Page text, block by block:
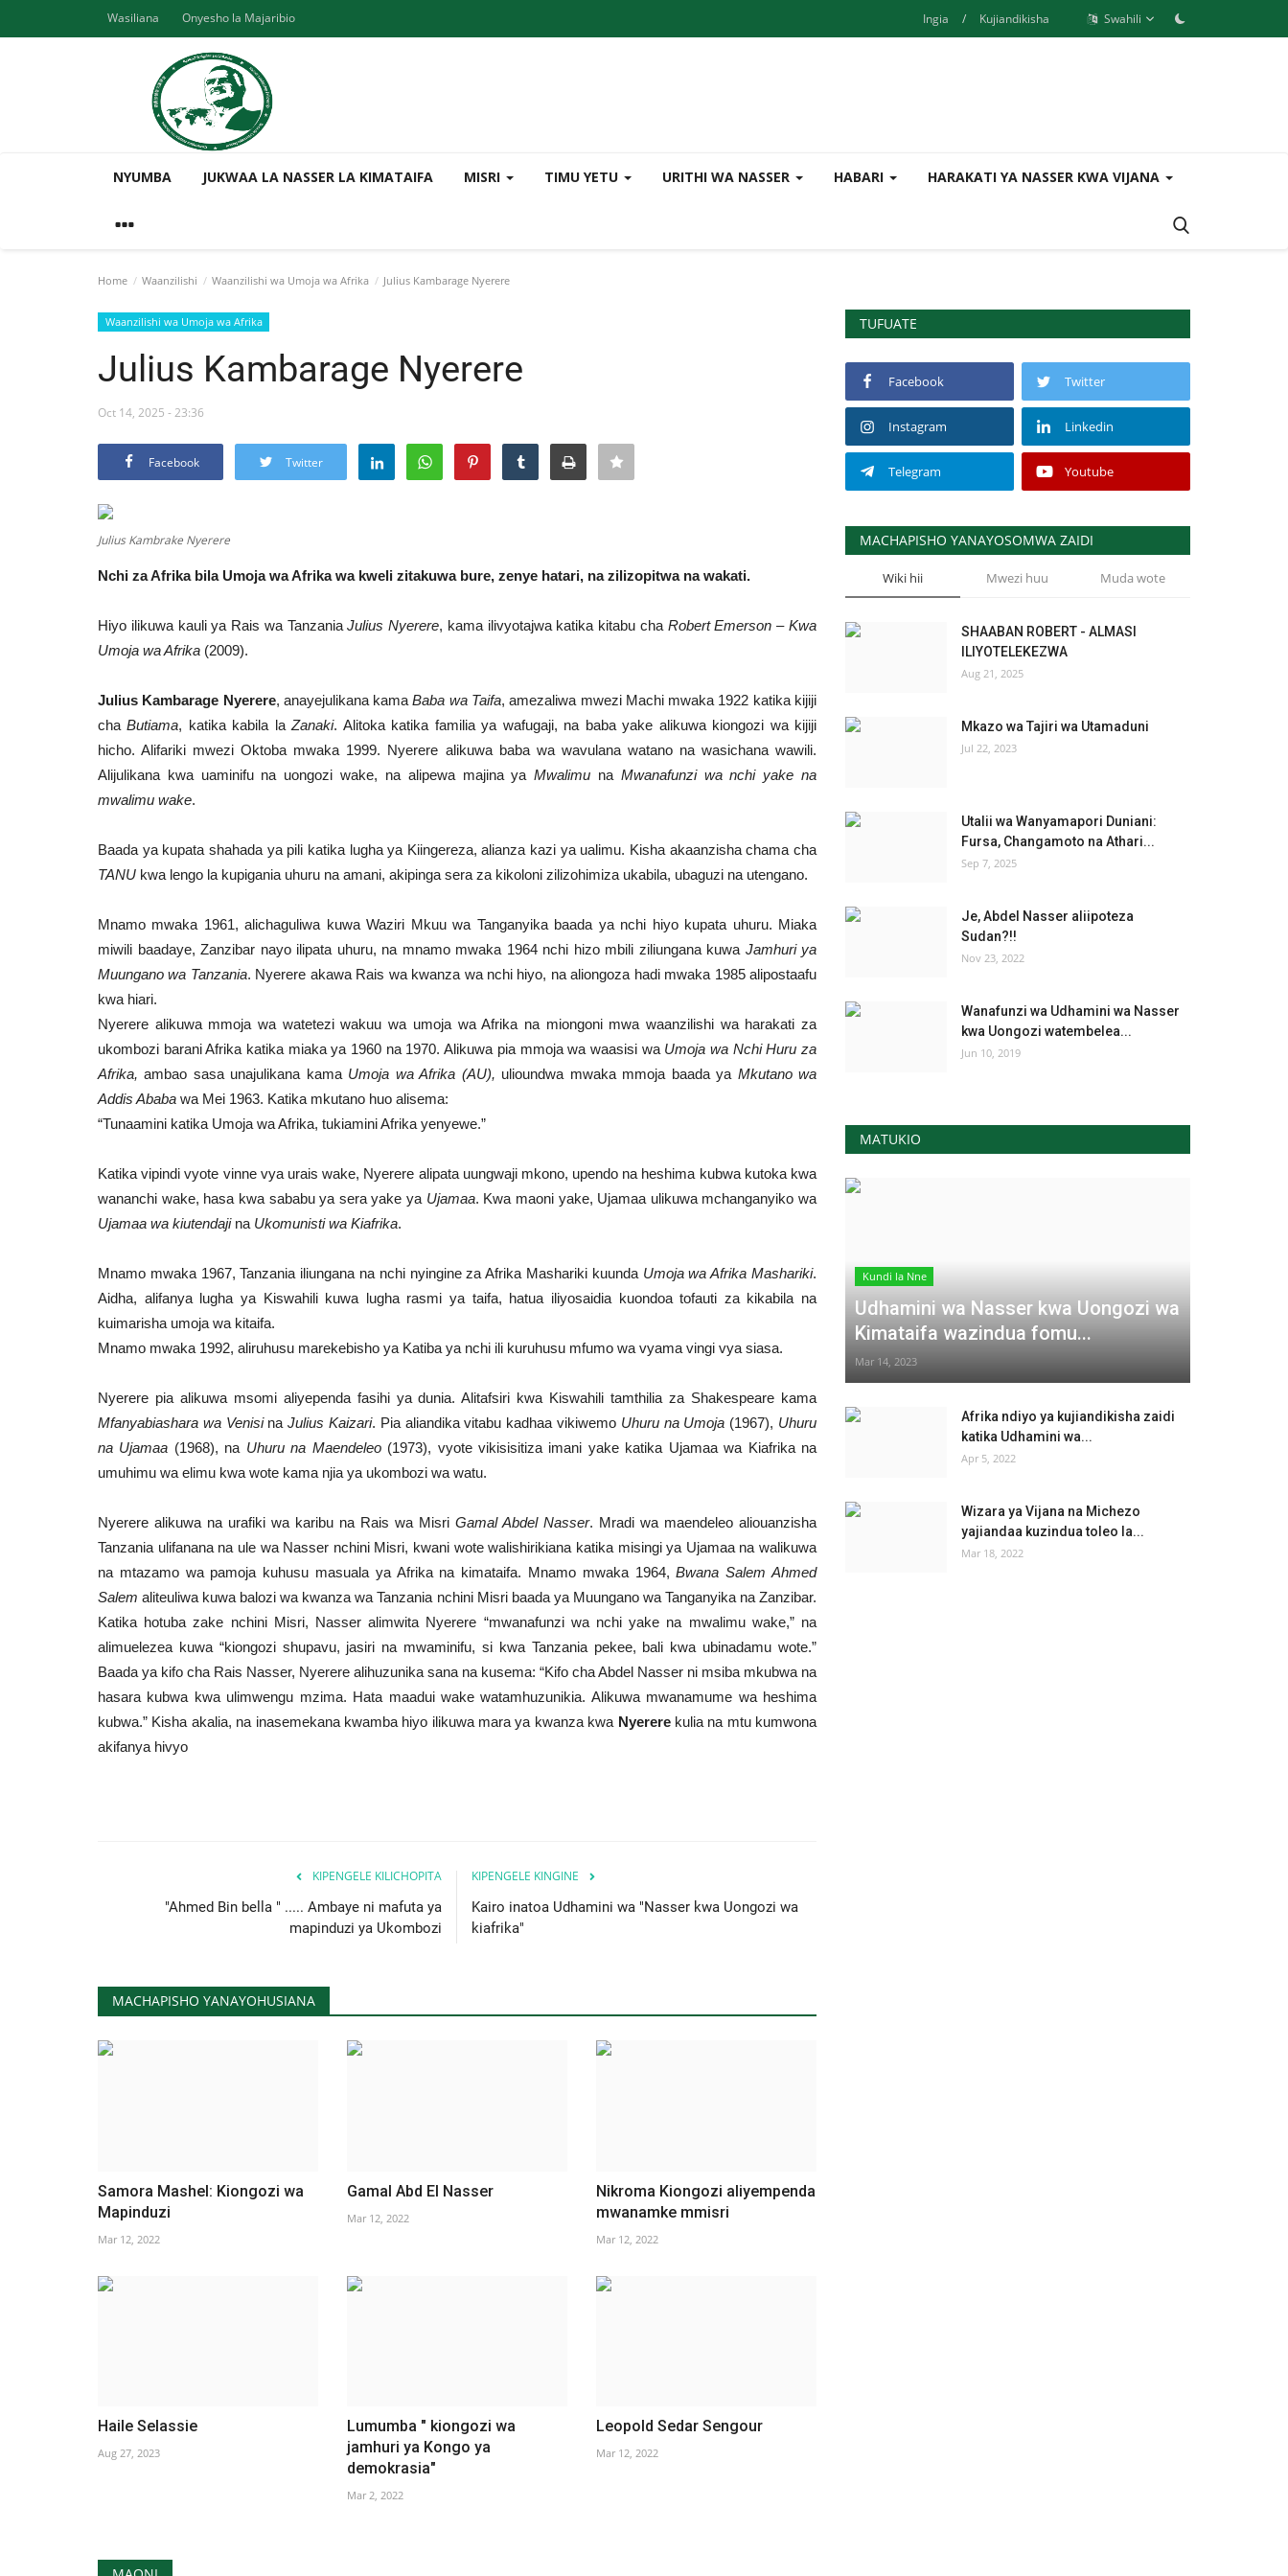
Wasiliana Onyesho la Majaribio Ingia / Kujiandikisha Swahili
NYUMBA JUKWAA LA NASSER LA KIMATAIFA MISRI TIMU YETU URITHI WA NASSER HABARI HARAKATI YA NASSER KWA VIJANA
Home Waanzilishi Waanzilishi wa Umoja wa Afrika Julius Kambarage Nyerere
Waanzilishi wa Umoja wa Afrika
Julius Kambarage Nyerere
Oct 14, 2025 - 23:36
Facebook Twitter
Julius Kambrake Nyerere
Nchi za Afrika bila Umoja wa Afrika wa kweli zitakuwa bure, zenye hatari, na zilizopitwa na wakati.
Hiyo ilikuwa kauli ya Rais wa TanzaniaJulius Nyerere, kama ilivyotajwa katika kitabu cha Robert Emerson – Kwa
Umoja wa Afrika (2009).
Julius Kambarage Nyerere, anayejulikana kamaBaba wa Taifa, amezaliwa mwezi Machi mwaka 1922 katika kijiji
chaButiama, katika kabila laZanaki. Alitoka katika familia ya wafugaji, na baba yake alikuwa kiongozi wa kijiji
hicho. Alifariki mwezi Oktoba mwaka 1999. Nyerere alikuwa baba wa wavulana watano na wasichana wawili.
Alijulikana kwa uaminifu na uongozi wake, na alipewa majina yaMwalimu na Mwanafunzi wa nchi yake na
mwalimu wake.
Baada ya kupata shahada ya pili katika lugha ya Kiingereza, alianza kazi ya ualimu. Kisha akaanzisha chama cha
TANU kwa lengo la kupigania uhuru na amani, akipinga sera za kikoloni zilizohimiza ukabila, ubaguzi na utengano.
Mnamo mwaka 1961, alichaguliwa kuwa Waziri Mkuu wa Tanganyika baada ya nchi hiyo kupata uhuru. Miaka
miwili baadaye, Zanzibar nayo ilipata uhuru, na mnamo mwaka 1964 nchi hizo mbili ziliungana kuwa Jamhuri ya
Muungano wa Tanzania. Nyerere akawa Rais wa kwanza wa nchi hiyo, na aliongoza hadi mwaka 1985 alipostaafu
kwa hiari.
Nyerere alikuwa mmoja wa watetezi wakuu wa umoja wa Afrika na miongoni mwa waanzilishi wa harakati za
ukombozi barani Afrika katika miaka ya 1960 na 1970. Alikuwa pia mmoja wa waasisi wa Umoja wa Nchi Huru za
Afrika, ambao sasa unajulikana kama Umoja wa Afrika (AU), ulioundwa mwaka mmoja baada ya Mkutano wa
Addis Ababa wa Mei 1963. Katika mkutano huo alisema:
“Tunaamini katika Umoja wa Afrika, tukiamini Afrika yenyewe.”
Katika vipindi vyote vinne vya urais wake, Nyerere alipata uungwaji mkono, upendo na heshima kubwa kutoka kwa
wananchi wake, hasa kwa sababu ya sera yake ya Ujamaa. Kwa maoni yake, Ujamaa ulikuwa mchanganyiko wa
Ujamaa wa kiutendajina Ukomunisti wa Kiafrika.
Mnamo mwaka 1967, Tanzania iliungana na nchi nyingine za Afrika Mashariki kuunda Umoja wa Afrika Mashariki.
Aidha, alifanya lugha ya Kiswahili kuwa lugha rasmi ya taifa, hatua iliyosaidia kuondoa tofauti za kikabila na
kuimarisha umoja wa kitaifa.
Mnamo mwaka 1992, aliruhusu marekebisho ya Katiba ya nchi ili kuruhusu mfumo wa vyama vingi vya siasa.
Nyerere pia alikuwa msomi aliyependa fasihi ya dunia. Alitafsiri kwa Kiswahili tamthilia za Shakespeare kama
Mfanyabiashara wa VenisinaJulius Kaizari. Pia aliandika vitabu kadhaa vikiwemo Uhuru na Umoja (1967), Uhuru
na Ujamaa (1968), na Uhuru na Maendeleo(1973), vyote vikisisitiza imani yake katika Ujamaa wa Kiafrika na
umuhimu wa elimu kwa wote kama njia ya ukombozi wa watu.
Nyerere alikuwa na urafiki wa karibu na Rais wa Misri Gamal Abdel Nasser. Mradi wa maendeleo aliouanzisha
Tanzania ulifanana na ule wa Nasser nchini Misri, kwani wote walishirikiana katika misingi ya Ujamaa na walikuwa
na mtazamo wa pamoja kuhusu masuala ya Afrika na kimataifa. Mnamo mwaka 1964,Bwana Salem Ahmed
Salem aliteuliwa kuwa balozi wa kwanza wa Tanzania nchini Misri baada ya Muungano wa Tanganyika na Zanzibar.
Katika hotuba zake nchini Misri, Nasser alimwita Nyerere “mwanafunzi wa nchi yake na mwalimu wake,” na
alimuelezea kuwa “kiongozi shupavu, jasiri na mwaminifu, si kwa Tanzania pekee, bali kwa ubinadamu wote.”
Baada ya kifo cha Rais Nasser, Nyerere alihuzunika sana na kusema: “Kifo cha Abdel Nasser ni msiba mkubwa na
hasara kubwa kwa ulimwengu mzima. Hata maadui wake watamhuzunikia. Alikuwa mwanamume wa heshima
kubwa.” Kisha akalia, na inasemekana kwamba hiyo ilikuwa mara ya kwanza kwa Nyererekulia na mtu kumwona
akifanya hivyo
KIPENGELE KILICHOPITA
"Ahmed Bin bella " ..... Ambaye ni mafuta ya
mapinduzi ya Ukombozi
KIPENGELE KINGINE
Kairo inatoa Udhamini wa "Nasser kwa Uongozi wa
kiafrika"
MACHAPISHO YANAYOHUSIANA
Samora Mashel: Kiongozi wa
Mapinduzi
Mar 12, 2022
Gamal Abd El Nasser
Mar 12, 2022
Nikroma Kiongozi aliyempenda
mwanamke mmisri
Mar 12, 2022
Haile Selassie
Aug 27, 2023
Lumumba " kiongozi wa
jamhuri ya Kongo ya
demokrasia"
Mar 2, 2022
Leopold Sedar Sengour
Mar 12, 2022
TUFUATE
Facebook Twitter
Instagram Linkedin
Telegram Youtube
MACHAPISHO YANAYOSOMWA ZAIDI
Wiki hii Mwezi huu Muda wote
SHAABAN ROBERT - ALMASI
ILIYOTELEKEZWA
Aug 21, 2025
Mkazo wa Tajiri wa Utamaduni
Jul 22, 2023
Utalii wa Wanyamapori Duniani:
Fursa, Changamoto na Athari...
Sep 7, 2025
Je, Abdel Nasser aliipoteza
Sudan?!!
Nov 23, 2022
Wanafunzi wa Udhamini wa Nasser
kwa Uongozi watembelea...
Jun 10, 2019
MATUKIO
Kundi la Nne
Udhamini wa Nasser kwa Uongozi wa
Kimataifa wazindua fomu...
Mar 14, 2023
Afrika ndiyo ya kujiandikisha zaidi
katika Udhamini wa...
Apr 5, 2022
Wizara ya Vijana na Michezo
yajiandaa kuzindua toleo la...
Mar 18, 2022